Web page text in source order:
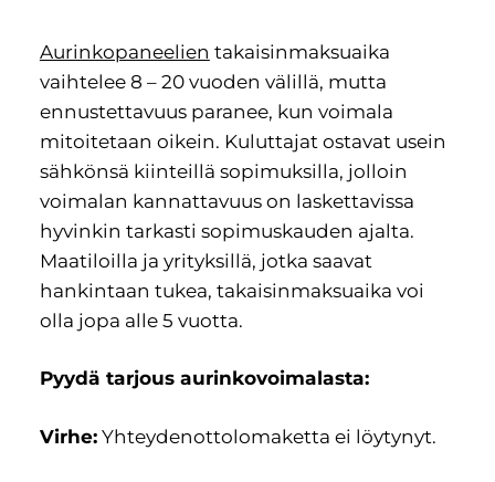
Aurinkopaneelien takaisinmaksuaika
vaihtelee 8 – 20 vuoden välillä, mutta
ennustettavuus paranee, kun voimala
mitoitetaan oikein. Kuluttajat ostavat usein
sähkönsä kiinteillä sopimuksilla, jolloin
voimalan kannattavuus on laskettavissa
hyvinkin tarkasti sopimuskauden ajalta.
Maatiloilla ja yrityksillä, jotka saavat
hankintaan tukea, takaisinmaksuaika voi
olla jopa alle 5 vuotta.
Pyydä tarjous aurinkovoimalasta:
Virhe:Yhteydenottolomaketta ei löytynyt.